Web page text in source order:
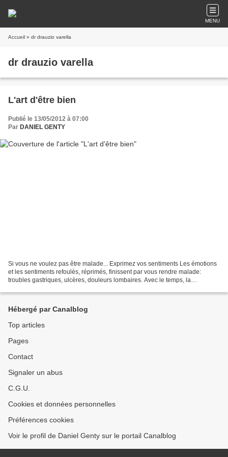
MENU
Accueil » dr drauzio varella
dr drauzio varella
L'art d'être bien
Publié le 13/05/2012 à 07:00
Par DANIEL GENTY
Si vous ne voulez pas être malade... Exprimez vos sentiments Les émotions
et les sentiments refoulés, réprimés, finissent par vous rendre malade:
troubles gastriques, ulcères, douleurs lombaires. Avec le temps, la
Hébergé par Canalblog
Top articles
Pages
Contact
Signaler un abus
C.G.U.
Cookies et données personnelles
Préférences cookies
Voir le profil de Daniel Genty sur le portail Canalblog